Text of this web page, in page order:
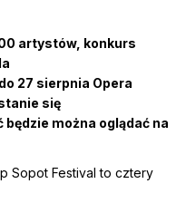
artystów, konkurs
27 sierpnia Opera
się
można oglądać na
Sopot Festival to cztery